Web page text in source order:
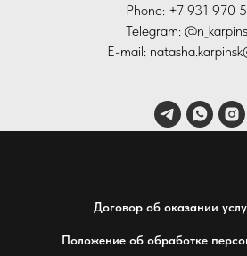
Phone: +7 931 970
Telegram:
E-mail:
Договор об оказании
Положение об обработке